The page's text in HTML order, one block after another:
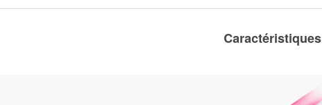
Caractéristiques